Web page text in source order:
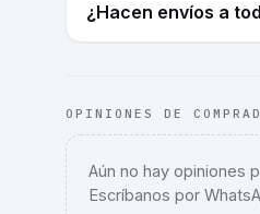
¿Hacen envíos a
OPINIONES DE
Aún no hay opiniones
Escríbanos por